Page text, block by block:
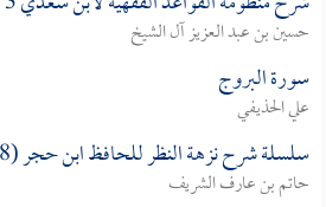
حسين بن عبد العزيز آل الشيخ
سورة البروج
علي الحذيفي
سلسلة شرح نزهة النظر للحافظ ابن حجر (28)
حاتم بن عارف الشريف